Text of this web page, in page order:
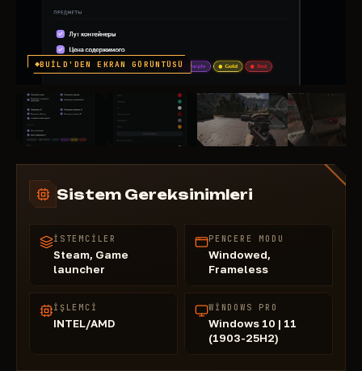
BUILD'DEN EKRAN GÖRÜNTÜSÜ
Sistem Gereksinimleri
İSTEMCILER
Steam, Game
launcher
PENCERE MODU
Windowed,
Frameless
İŞLEMCI
INTEL/AMD
WINDOWS PRO
Windows 10 | 11
(1903-25H2)